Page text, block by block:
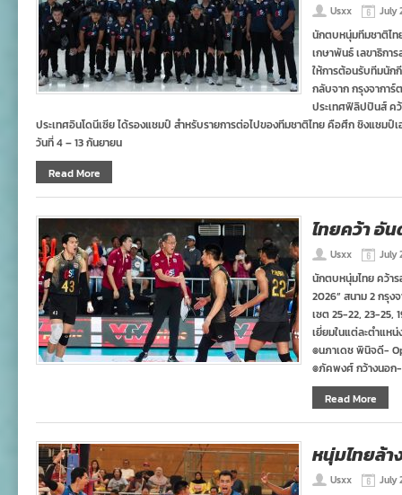
Usxx July
นักตบหนุ่มทีมชาติไท
เกษาพันธ์ เลขาธิกา
ให้การต้อนรับทีมนัก
กลับจาก กรุงจาการ์
ประเทศฟิลิปปินส์ ค
ประเทศอินโดนีเซีย ได้รองแชมป์ สำหรับรายการต่อไปของทีมชาติไทย คือศึก ชิงแชมป์เ
วันที่ 4 – 13 กันยายน
Read More
ไทยคว้า อั
Usxx July
นักตบหนุ่มไทย คว้า
2026” สนาม 2 กรุง
เซต 25-22, 23-25,
เยี่ยมในแต่ละตำแห
๏นภาเดช พินิจดี-
๏ภัคพงศ์ กว้างนอก
Read More
หนุ่มไทยล้า
Usxx July